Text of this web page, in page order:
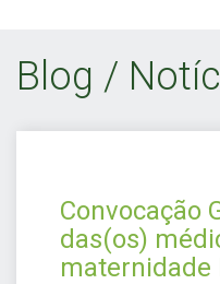
Blog /
Convocação
das(os)
maternidade